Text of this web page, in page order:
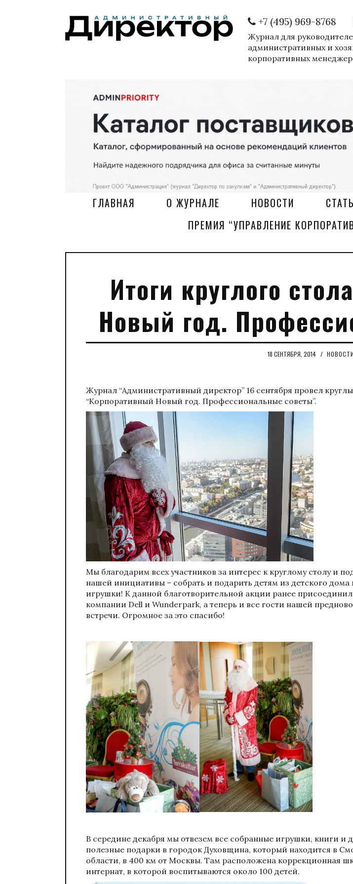
+7 (495) 969-8768
Журнал для
административных и
корпоративных
ГЛАВНАЯ О ЖУРНАЛЕ НОВОСТИ
ПРЕМИЯ “УПРАВЛЕНИЕ
Итоги круглого
Новый год.
18 СЕНТЯБРЯ, 2014 / НОВОСТИ
Журнал “Административный директор” 16 сентября провел
“Корпоративный Новый год. Профессиональные советы”.
Мы благодарим всех участников за интерес к круглому столу и
нашей инициативы – собрать и подарить детям из детского дома
игрушки! К данной благотворительной акции ранее
компании Dell и Wunderpark, а теперь и все гости нашей
встречи. Огромное за это спасибо!
В середине декабря мы отвезем все собранные игрушки, книги и
полезные подарки в городок Духовщина, который находится в
области, в 400 км от Москвы. Там расположена коррекционная
интернат, в которой воспитываются около 100 детей.